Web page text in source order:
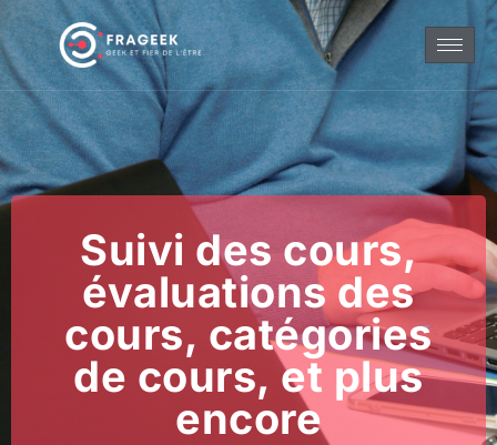
Suivi des cours,
évaluations des
cours, catégories
de cours, et plus
encore